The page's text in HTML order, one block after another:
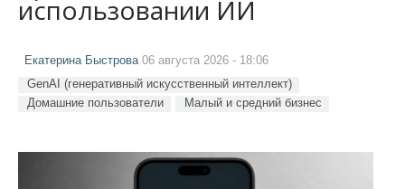
использовании ИИ
Екатерина Быстрова 06 августа 2026 - 18:06
GenAI (генеративный искусственный интеллект)
Домашние пользователи
Малый и средний бизнес